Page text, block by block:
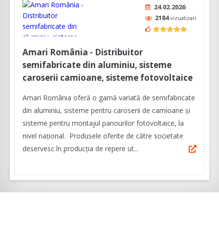
24.02.2026
2184vizualizari
Amari România - Distribuitor
semifabricate din aluminiu, sisteme
caroserii camioane, sisteme fotovoltaice
Amari România oferă o gamă variată de semifabricate
din aluminiu, sisteme pentru caroserii de camioane şi
sisteme pentru montajul panourilor fotovoltaice, la
nivel naţional. Produsele oferite de către societate
deservesc în producţia de repere ut...